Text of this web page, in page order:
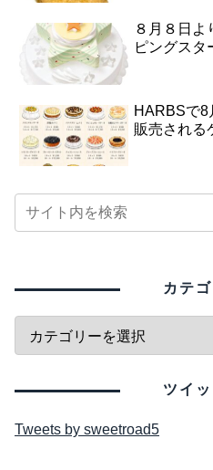
８月８日よ
ピングスタ
HARBSで8
販売される
カテ
ツイ
Tweets by sweetroad5